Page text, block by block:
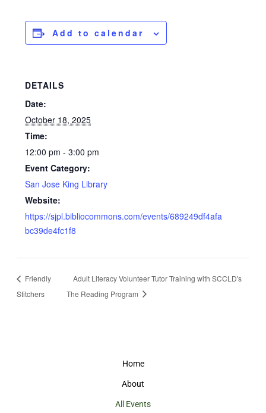
Add to calendar
DETAILS
Date:
October 18, 2025
Time:
12:00 pm - 3:00 pm
Event Category:
San Jose King Library
Website:
https://sjpl.bibliocommons.com/events/689249df4afa
bc39de4fc1f8
Friendly
Stitchers
Adult Literacy Volunteer Tutor Training with SCCLD's
The Reading Program
Home
About
All Events